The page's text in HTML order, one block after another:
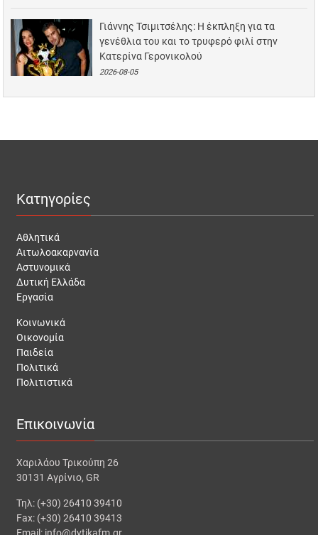
Γιάννης Τσιμιτσέλης: Η έκπληξη για τα
γενέθλια του και το τρυφερό φιλί στην
Κατερίνα Γερονικολού
2026-08-05
Κατηγορίες
Αθλητικά
Αιτωλοακαρνανία
Αστυνομικά
Δυτική Ελλάδα
Εργασία
Κοινωνικά
Οικονομία
Παιδεία
Πολιτικά
Πολιτιστικά
Επικοινωνία
Χαριλάου Τρικούπη 26
30131 Αγρίνιο, GR
Τηλ: (+30) 26410 39410
Fax: (+30) 26410 39413